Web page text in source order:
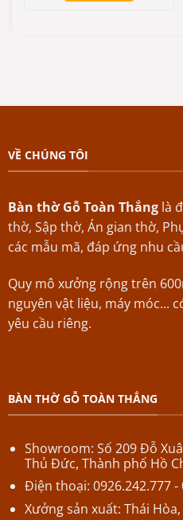
VỀ CHÚNG TÔI
Bàn thờ Gỗ Toàn Thắnglà
thờ, Sập thờ, Án gian thờ,
các mẫu mã, đáp ứng nhu
Quy mô xưởng rộng trên
nguyên vật liệu, máy móc...
yêu cầu riêng.
BÀN THỜ GỖ TOÀN THẮNG
Showroom: Số 209 Đỗ
Thủ Đức, Thành phố Hồ
Điện thoại: 0926.242.777 -
Xưởng sản xuất: Thái